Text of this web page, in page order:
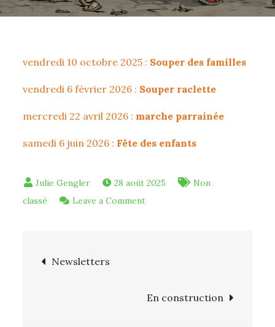
vendredi 10 octobre 2025 : Souper des familles
vendredi 6 février 2026 : Souper raclette
mercredi 22 avril 2026 : marche parrainée
samedi 6 juin 2026 : Fête des enfants
28 août 2025
Non
classé
Leave a Commenton
Navigation
Newsletters
En construction